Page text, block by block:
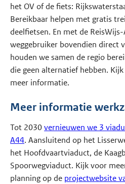
het OV of de fiets:
Bereikbaar helpen met gratis
deelfietsen. En met de
weggebruiker bovendien direct
houden we samen de regio
die geen alternatief hebben.
meer informatie.
Meer informatie
Tot 2030vernieuwen we 3
A44. Aansluitend op het
het Hoofdvaartviaduct, de
Spoorwegviaduct. Kijk voor
planning op de projectwebsite